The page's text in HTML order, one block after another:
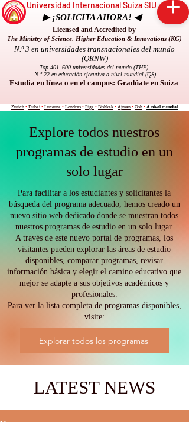
Universidad Internacional Suiza SIU
▶ ¡SOLICITA AHORA! ◀
Licensed and Accredited by
The Ministry of Science, Higher Education & Innovations (KG)
N.º 3 en universidades transnacionales del mundo
(QRNW)
Top 401–600 universidades del mundo (THE)
N.º 22 en educación ejecutiva a nivel mundial (QS)
Estudia en línea o en el campus: Gradúate en Suiza
Zurich • Dubai • Lucerna • Londres • Riga • Bishkek • Ajman • Osh • A nivel mundial
Explore todos nuestros
programas de estudio en un
solo lugar
Para facilitar a los estudiantes y solicitantes la
búsqueda del programa adecuado, hemos creado un
nuevo sitio web dedicado donde se muestran todos
nuestros programas de estudio en un solo lugar.
A través de este nuevo portal de programas, los
visitantes pueden explorar las áreas de estudio
disponibles, comparar programas, revisar
información básica y elegir el camino educativo que
mejor se adapte a sus objetivos académicos y
profesionales.
Para ver la lista completa de programas disponibles,
visite:
Explorar todos los programas
LATEST NEWS